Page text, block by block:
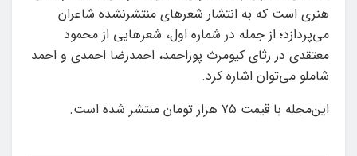
هنری است که به انتشار شعرهای منتشرنشده شاعران
می‌پردازد؛ از جمله در شماره اول، شعرهایی از محمود
معتقدی در رثای کیومرث پوراحمد، احمدرضا احمدی و احمد
شاملو می‌توان اشاره کرد.
این‌مجله با قیمت ۷۵ هزار تومان منتشر شده است.